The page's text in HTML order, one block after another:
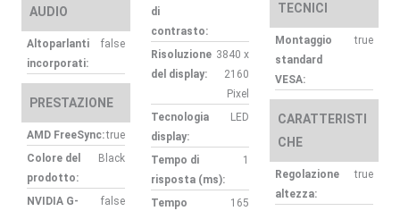
AUDIO
Altoparlanti
incorporati:
false
PRESTAZIONE
AMD FreeSync:true
Colore del
prodotto:
Black
NVIDIA G-
false
di
contrasto:
Risoluzione
del display:
3840 x
2160
Pixel
Tecnologia
display:
LED
Tempo di
risposta (ms):
1
Tempo
165
TECNICI
Montaggio
standard
VESA:
true
CARATTERISTI
CHE
Regolazione
altezza:
true